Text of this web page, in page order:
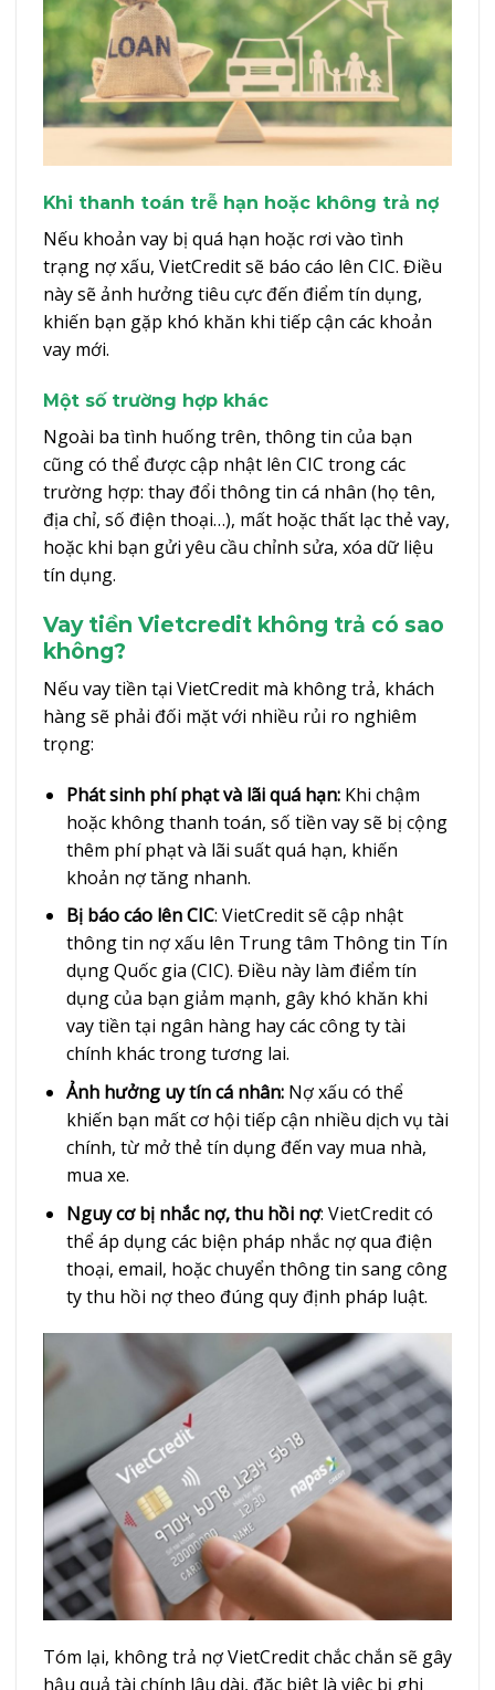
Khi thanh toán trễ hạn hoặc không trả nợ
Nếu khoản vay bị quá hạn hoặc rơi vào tình
trạng nợ xấu, VietCredit sẽ báo cáo lên CIC. Điều
này sẽ ảnh hưởng tiêu cực đến điểm tín dụng,
khiến bạn gặp khó khăn khi tiếp cận các khoản
vay mới.
Một số trường hợp khác
Ngoài ba tình huống trên, thông tin của bạn
cũng có thể được cập nhật lên CIC trong các
trường hợp: thay đổi thông tin cá nhân (họ tên,
địa chỉ, số điện thoại…), mất hoặc thất lạc thẻ vay,
hoặc khi bạn gửi yêu cầu chỉnh sửa, xóa dữ liệu
tín dụng.
Vay tiền Vietcredit không trả có sao
không?
Nếu vay tiền tại VietCredit mà không trả, khách
hàng sẽ phải đối mặt với nhiều rủi ro nghiêm
trọng:
Phát sinh phí phạt và lãi quá hạn:Khi chậm
hoặc không thanh toán, số tiền vay sẽ bị cộng
thêm phí phạt và lãi suất quá hạn, khiến
khoản nợ tăng nhanh.
Bị báo cáo lên CIC: VietCredit sẽ cập nhật
thông tin nợ xấu lên Trung tâm Thông tin Tín
dụng Quốc gia (CIC). Điều này làm điểm tín
dụng của bạn giảm mạnh, gây khó khăn khi
vay tiền tại ngân hàng hay các công ty tài
chính khác trong tương lai.
Ảnh hưởng uy tín cá nhân:Nợ xấu có thể
khiến bạn mất cơ hội tiếp cận nhiều dịch vụ tài
chính, từ mở thẻ tín dụng đến vay mua nhà,
mua xe.
Nguy cơ bị nhắc nợ, thu hồi nợ: VietCredit có
thể áp dụng các biện pháp nhắc nợ qua điện
thoại, email, hoặc chuyển thông tin sang công
ty thu hồi nợ theo đúng quy định pháp luật.
Tóm lại, không trả nợ VietCredit chắc chắn sẽ gây
hậu quả tài chính lâu dài, đặc biệt là việc bị ghi